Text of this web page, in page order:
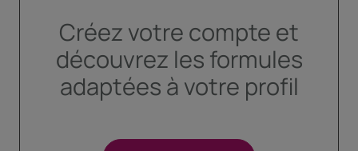
Créez votre compte et
découvrez les formules
adaptées à votre profil